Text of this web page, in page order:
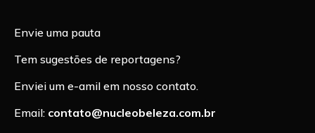
Envie uma pauta
Tem sugestões de reportagens?
Enviei um e-amil em nosso contato.
Email: contato@nucleobeleza.com.br